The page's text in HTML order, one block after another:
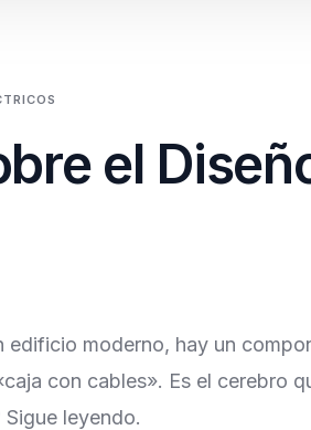
el
moderno, hay un
con cables». Es el cerebro
leyendo.